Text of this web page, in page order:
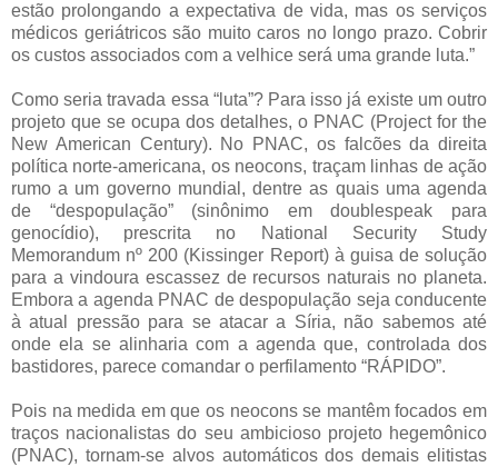
estão prolongando a expectativa de vida, mas os serviços
médicos geriátricos são muito caros no longo prazo. Cobrir
os custos associados com a velhice será uma grande luta.”
Como seria travada essa “luta”? Para isso já existe um outro
projeto que se ocupa dos detalhes, o PNAC (Project for the
New American Century). No PNAC, os falcões da direita
política norte-americana, os neocons, traçam linhas de ação
rumo a um governo mundial, dentre as quais uma agenda
de “despopulação” (sinônimo em doublespeak para
genocídio), prescrita no National Security Study
Memorandum nº 200 (Kissinger Report) à guisa de solução
para a vindoura escassez de recursos naturais no planeta.
Embora a agenda PNAC de despopulação seja conducente
à atual pressão para se atacar a Síria, não sabemos até
onde ela se alinharia com a agenda que, controlada dos
bastidores, parece comandar o perfilamento “RÁPIDO”.
Pois na medida em que os neocons se mantêm focados em
traços nacionalistas do seu ambicioso projeto hegemônico
(PNAC), tornam-se alvos automáticos dos demais elitistas